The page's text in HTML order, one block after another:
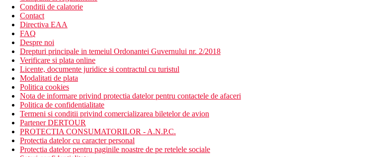
Conditii de calatorie
Contact
Directiva EAA
FAQ
Despre noi
Drepturi principale in temeiul Ordonantei Guvernului nr. 2/2018
Verificare si plata online
Licente, documente juridice si contractul cu turistul
Modalitati de plata
Politica cookies
Nota de informare privind protectia datelor pentru contactele de afaceri
Politica de confidentialitate
Termeni si conditii privind comercializarea biletelor de avion
Partener DERTOUR
PROTECTIA CONSUMATORILOR - A.N.P.C.
Protectia datelor cu caracter personal
Protectia datelor pentru paginile noastre de pe retelele sociale